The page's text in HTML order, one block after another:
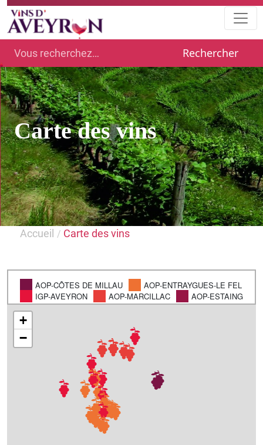
Rechercher
Carte des vins
Accueil / Carte des vins
+
−
AOP-CÔTES DE MILLAU
AOP-ENTRAYGUES-LE FEL
IGP-AVEYRON
AOP-MARCILLAC AOP-ESTAING